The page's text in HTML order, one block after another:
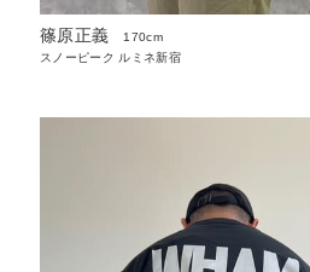
篠原正義
170cm
スノーピーク ルミネ新宿